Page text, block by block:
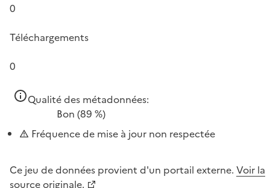
0
Téléchargements
0
Qualité des métadonnées:
Bon (89 %)
Fréquence de mise à jour non respectée
Ce jeu de données provient d'un portail externe. Voir la
source originale.